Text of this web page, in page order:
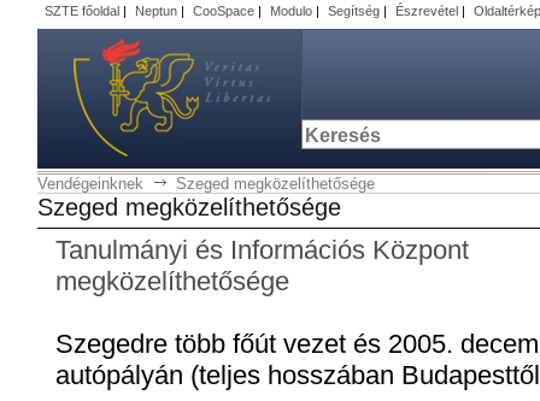
SZTE főoldal| Neptun| CooSpace| Modulo| Segítség| Észrevétel| Oldaltérkép
Vendégeinknek Szeged megközelíthetősége
Szeged megközelíthetősége
Tanulmányi és Információs Központ
megközelíthetősége
Szegedre több főút vezet és 2005.
autópályán (teljes hosszában